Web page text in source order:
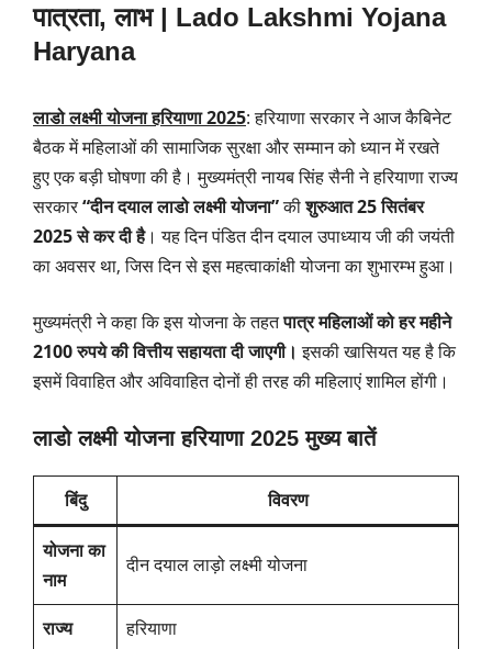
पात्रता, लाभ | Lado Lakshmi Yojana
Haryana
लाडो लक्ष्मी योजना हरियाणा 2025: हरियाणा सरकार ने आज कैबिनेट
बैठक में महिलाओं की सामाजिक सुरक्षा और सम्मान को ध्यान में रखते
हुए एक बड़ी घोषणा की है। मुख्यमंत्री नायब सिंह सैनी ने हरियाणा राज्य
सरकार“दीन दयाल लाडो लक्ष्मी योजना”कीशुरुआत 25 सितंबर
2025 से कर दी है। यह दिन पंडित दीन दयाल उपाध्याय जी की जयंती
का अवसर था, जिस दिन से इस महत्वाकांक्षी योजना का शुभारम्भ हुआ।
मुख्यमंत्री ने कहा कि इस योजना के तहतपात्र महिलाओं को हर महीने
2100 रुपये की वित्तीय सहायता दी जाएगी। इसकी खासियत यह है कि
इसमें विवाहित और अविवाहित दोनों ही तरह की महिलाएं शामिल होंगी।
लाडो लक्ष्मी योजना हरियाणा 2025 मुख्य बातें
बिंदु विवरण
योजना का
नाम
दीन दयाल लाड़ो लक्ष्मी योजना
राज्य
हरियाणा